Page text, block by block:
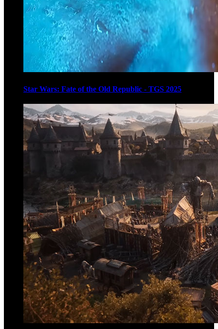
Star Wars: Fate of the Old Republic - TGS 2025